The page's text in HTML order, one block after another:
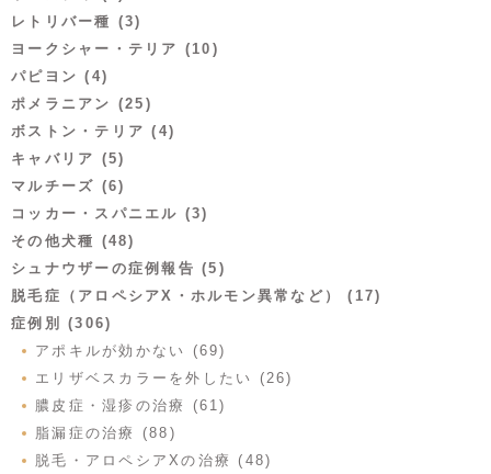
レトリバー種 (3)
ヨークシャー・テリア (10)
パピヨン (4)
ポメラニアン (25)
ボストン・テリア (4)
キャバリア (5)
マルチーズ (6)
コッカー・スパニエル (3)
その他犬種 (48)
シュナウザーの症例報告 (5)
脱毛症（アロペシアX・ホルモン異常など） (17)
症例別 (306)
アポキルが効かない (69)
エリザベスカラーを外したい (26)
膿皮症・湿疹の治療 (61)
脂漏症の治療 (88)
脱毛・アロペシアXの治療 (48)